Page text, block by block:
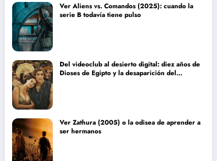
Ver Aliens vs. Comandos (2025): cuando la
serie B todavía tiene pulso
Del videoclub al desierto digital: diez años de
Dioses de Egipto y la desaparición del
Ver Zathura (2005) o la odisea de aprender a
ser hermanos